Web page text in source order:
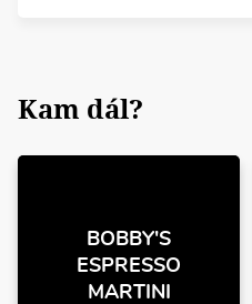
Kam dál?
BOBBY'S
ESPRESSO
MARTINI